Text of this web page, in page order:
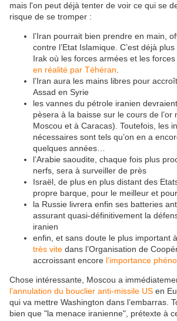
mais l'on peut déjà tenter de voir ce qui se
risque de se tromper :
l’Iran pourrait bien prendre en main,
contre l’Etat Islamique. C’est déjà
Irak où les forces armées et les
en réalité par Téhéran
l’Iran aura les mains libres pour
Assad en Syrie
les vannes du pétrole iranien
pèsera à la baisse sur le cours de l’or
Moscou et à Caracas). Toutefois, les
nécessaires sont tels qu’on en a
quelques années…
l’Arabie saoudite, chaque fois plus
nerfs, sera à surveiller de près
Israël, de plus en plus distant des
propre barque, pour le meilleur et
la Russie livrera enfin ses batteries
assurant quasi-définitivement la
iranien
enfin, et sans doute le plus important
très vite dans l’Organisation de
accroissant encore l’importance
Chose intéressante, Moscou a
l’annulation du bouclier anti-missile US en
qui va mettre Washington dans l’embarras.
bien que "la menace iranienne", prétexte à